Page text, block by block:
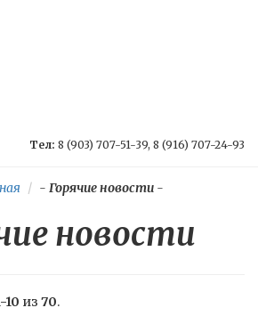
Тел: 8 (903) 707-51-39, 8 (916) 707-24-93
- Горячие новости-
новости
10 из 70.